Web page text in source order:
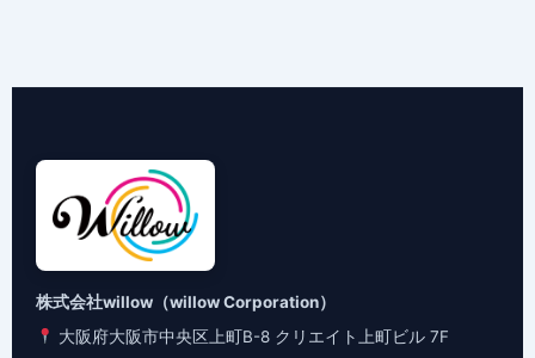
株式会社willow（willow Corporation）
大阪府大阪市中央区上町B-8 クリエイト上町ビル 7F